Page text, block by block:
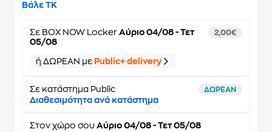
Βάλε ΤΚ
Σε BOX NOW Locker Αύριο 04/08 - Τετ
05/08
2,00€
ή ΔΩΡΕΑΝ με Public+ delivery
Σε κατάστημα Public ΔΩΡΕΑΝ
Διαθεσιμότητα ανά κατάστημα
Στον χώρο σου Αύριο 04/08 - Τετ 05/08